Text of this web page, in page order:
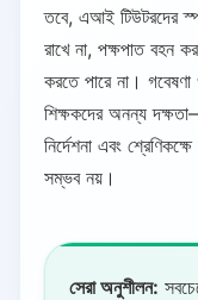
তবে, এআই টিউটরদের
রাখে না, পক্ষপাত বহন
করতে পারে না। গবেষণা
শিক্ষকদের অনন্য
নির্দেশনা এবং
সম্ভব নয়।
সেরা অনুশীলন: